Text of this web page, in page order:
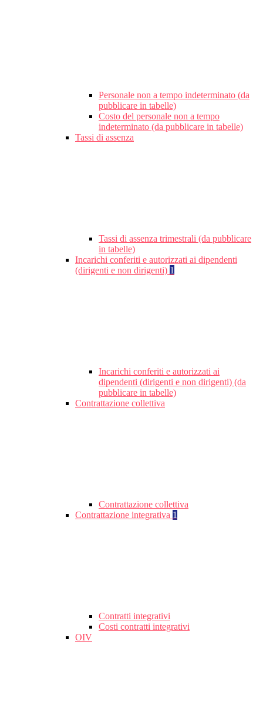
Personale non a tempo indeterminato (da
pubblicare in tabelle)
Costo del personale non a tempo
indeterminato (da pubblicare in tabelle)
Tassi di assenza
Tassi di assenza trimestrali (da pubblicare
in tabelle)
Incarichi conferiti e autorizzati ai dipendenti
(dirigenti e non dirigenti) 1
Incarichi conferiti e autorizzati ai
dipendenti (dirigenti e non dirigenti) (da
pubblicare in tabelle)
Contrattazione collettiva
Contrattazione collettiva
Contrattazione integrativa 1
Contratti integrativi
Costi contratti integrativi
OIV